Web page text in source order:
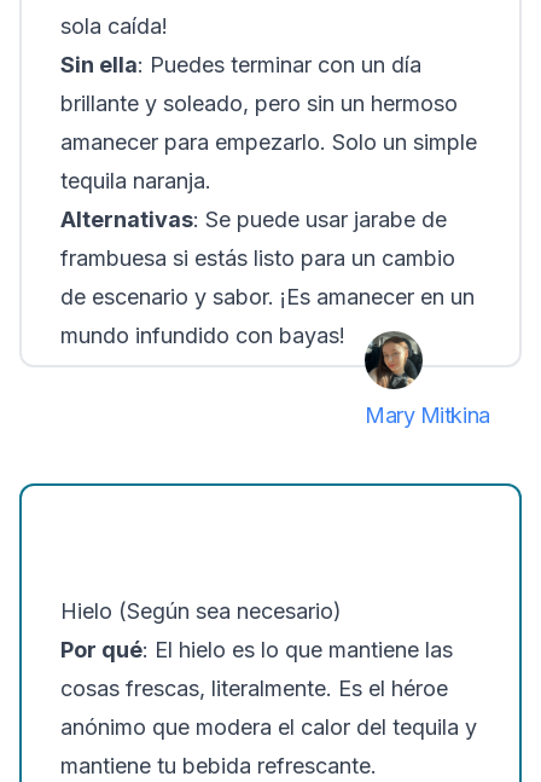
sola caída!
Sin ella: Puedes terminar con un día
brillante y soleado, pero sin un hermoso
amanecer para empezarlo. Solo un simple
tequila naranja.
Alternativas: Se puede usar jarabe de
frambuesa si estás listo para un cambio
de escenario y sabor. ¡Es amanecer en un
mundo infundido con bayas!
Mary Mitkina
Hielo (Según sea necesario)
Por qué: El hielo es lo que mantiene las
cosas frescas, literalmente. Es el héroe
anónimo que modera el calor del tequila y
mantiene tu bebida refrescante.